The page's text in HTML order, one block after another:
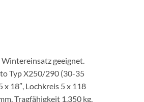
Wintereinsatz geeignet.
Typ X250/290 (30-35
x 18″, Lochkreis 5 x 118
Tragfähigkeit 1.350 kg.